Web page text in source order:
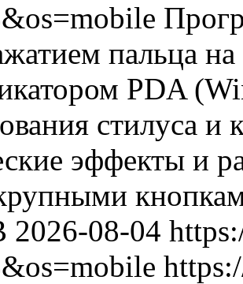
пальца
PDA
стилуса
эффекты и
2026-08-04